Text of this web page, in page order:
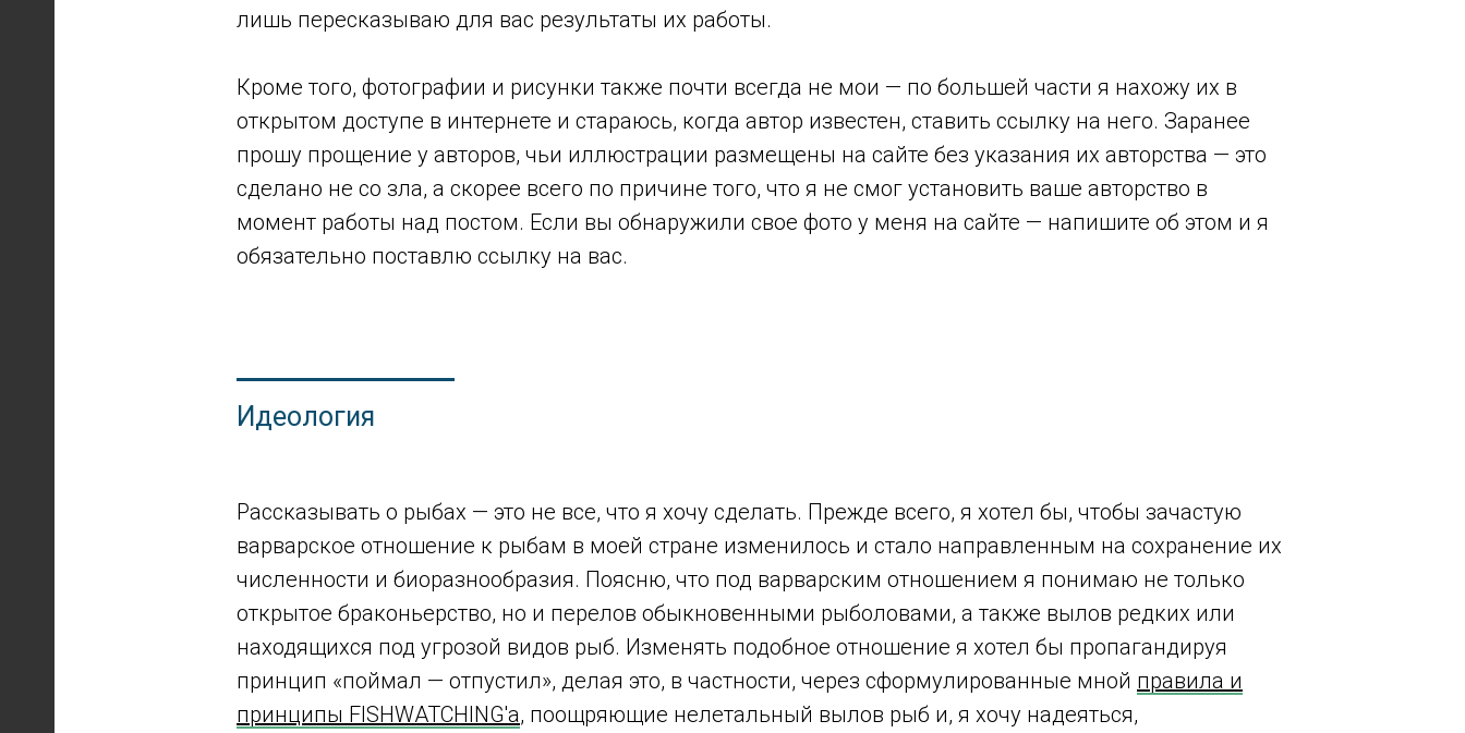
лишь пересказываю для вас результаты их работы.
Кроме того, фотографии и рисунки также почти всегда не мои — по большей части я нахожу их в
открытом доступе в интернете и стараюсь, когда автор известен, ставить ссылку на него. Заранее
прошу прощение у авторов, чьи иллюстрации размещены на сайте без указания их авторства — это
сделано не со зла, а скорее всего по причине того, что я не смог установить ваше авторство в
момент работы над постом. Если вы обнаружили свое фото у меня на сайте — напишите об этом и я
обязательно поставлю ссылку на вас.
Идеология
Рассказывать о рыбах — это не все, что я хочу сделать. Прежде всего, я хотел бы, чтобы зачастую
варварское отношение к рыбам в моей стране изменилось и стало направленным на сохранение их
численности и биоразнообразия. Поясню, что под варварским отношением я понимаю не только
открытое браконьерство, но и перелов обыкновенными рыболовами, а также вылов редких или
находящихся под угрозой видов рыб. Изменять подобное отношение я хотел бы пропагандируя
принцип «поймал — отпустил», делая это, в частности, через сформулированные мной правила и
принципы FISHWATCHING'а, поощряющие нелетальный вылов рыб и, я хочу надеяться,